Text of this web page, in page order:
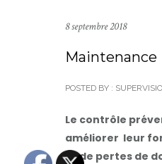
8 septembre 2018
Maintenance
POSTED BY :
Le contrôle
améliorer leur
et de pertes de